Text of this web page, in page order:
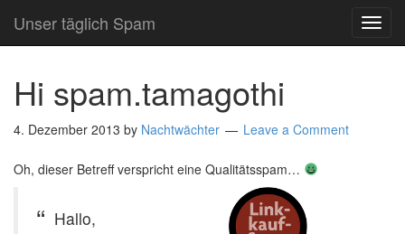
Unser täglich Spam
Hi spam.tamagothi
4. Dezember 2013 by Nachtwächter Leave a Comment
Oh, dieser Betreff verspricht eine Qualitätsspam…
Hallo,